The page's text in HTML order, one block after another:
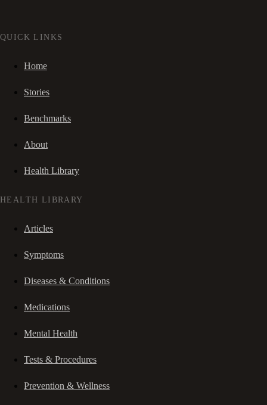
QUICK LINKS
Home
Stories
Benchmarks
About
Health Library
HEALTH LIBRARY
Articles
Symptoms
Diseases & Conditions
Medications
Mental Health
Tests & Procedures
Prevention & Wellness